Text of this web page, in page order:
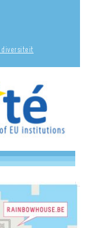
diversiteit